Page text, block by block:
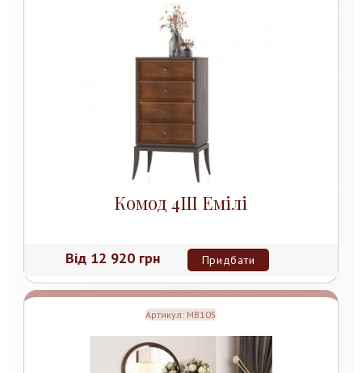
Комод 4Ш Емілі
Від 12 920 грн Придбати
Артикул: MB105